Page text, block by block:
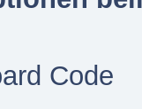
Code